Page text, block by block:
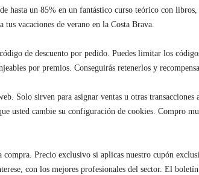
hasta un 85% en un fantástico curso teórico con
vacaciones de verano en la Costa Brava.
de descuento por pedido. Puedes limitar los
por premios. Conseguirás retenerlos y
Solo sirven para asignar ventas u otras
usted cambie su configuración de cookies. Compro
Precio exclusivo si aplicas nuestro cupón
con los mejores profesionales del sector. El